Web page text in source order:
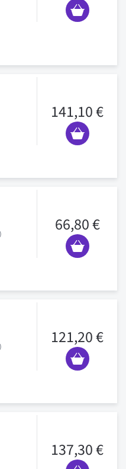
141,10 €
66,80 €
121,20 €
137,30 €